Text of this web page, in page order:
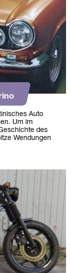
Auto
Um im
des
Wendungen